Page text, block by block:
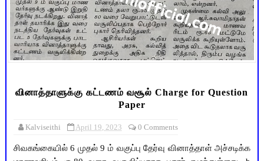
வினாத்தாளுக்கு கட்டணம் வசூல் Charge for Question
Paper
Kalviseithi April 19, 2023 0 Comments
சிவகங்கையில் 6 முதல் 9 ம் வகுப்பு தேர்வு வினாத்தாள் அச்சடிக்க